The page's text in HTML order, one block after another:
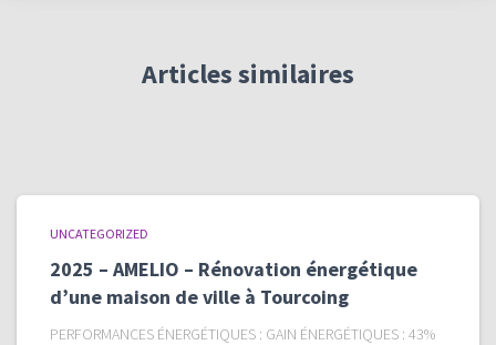
Articles similaires
UNCATEGORIZED
2025 – AMELIO – Rénovation énergétique
d’une maison de ville à Tourcoing
PERFORMANCES ÉNERGÉTIQUES : GAIN ÉNERGÉTIQUES : 43%